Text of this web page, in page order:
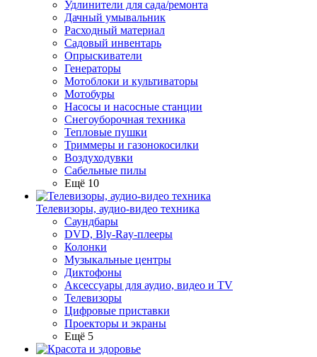
Удлинители для сада/ремонта
Дачный умывальник
Расходный материал
Садовый инвентарь
Опрыскиватели
Генераторы
Мотоблоки и культиваторы
Мотобуры
Насосы и насосные станции
Снегоуборочная техника
Тепловые пушки
Триммеры и газонокосилки
Воздуходувки
Сабельные пилы
Ещё 10
Телевизоры, аудио-видео техника
Саундбары
DVD, Bly-Ray-плееры
Колонки
Музыкальные центры
Диктофоны
Аксессуары для аудио, видео и TV
Телевизоры
Цифровые приставки
Проекторы и экраны
Ещё 5